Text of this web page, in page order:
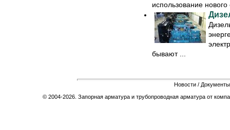
использование
бывают ...
Новости / Документы
© 2004-2026. Запорная арматура и трубопроводная арматура от